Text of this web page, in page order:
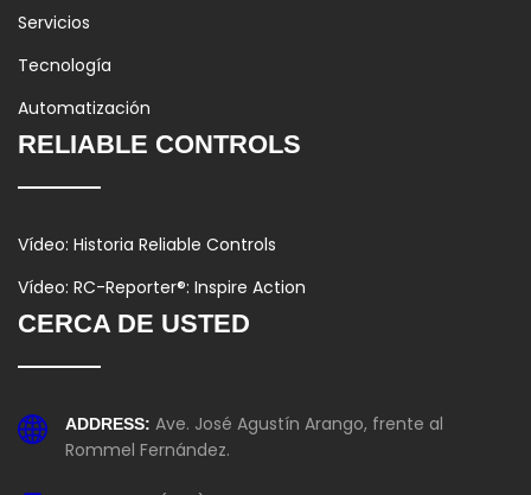
Servicios
Tecnología
Automatización
RELIABLE CONTROLS
Vídeo: Historia Reliable Controls
Vídeo: RC-Reporter®: Inspire Action
CERCA DE USTED
ADDRESS: Ave. José Agustín Arango, frente al
Rommel Fernández.